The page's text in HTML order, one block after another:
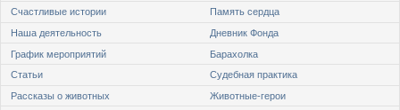
Счастливые истории
Память сердца
Наша деятельность
Дневник Фонда
График мероприятий
Барахолка
Статьи
Судебная практика
Рассказы о животных
Животные-герои